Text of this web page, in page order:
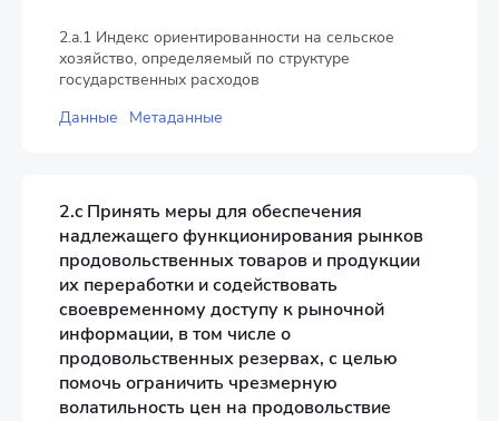
2.a.1 Индекс ориентированности на сельское
хозяйство, определяемый по структуре
государственных расходов
Данные
Метаданные
2.c Принять меры для обеспечения
надлежащего функционирования рынков
продовольственных товаров и продукции
их переработки и содействовать
своевременному доступу к рыночной
информации, в том числе о
продовольственных резервах, с целью
помочь ограничить чрезмерную
волатильность цен на продовольствие